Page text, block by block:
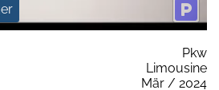
Pkw
Limousine
Mär / 2024